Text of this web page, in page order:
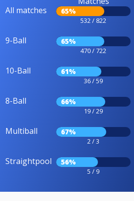
All matches 65%
532 / 822
9-Ball 65%
470 / 722
10-Ball 61%
36 / 59
8-Ball 66%
19 / 29
Multiball 67%
2 / 3
Straightpool 56%
5 / 9